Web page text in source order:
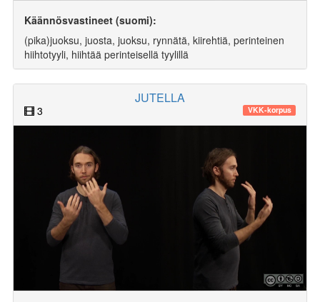
Käännösvastineet (suomi):
(pika)juoksu, juosta, juoksu, rynnätä, kiirehtiä, perinteinen
hiihtotyyli, hiihtää perinteisellä tyylillä
JUTELLA
3 VKK-korpus